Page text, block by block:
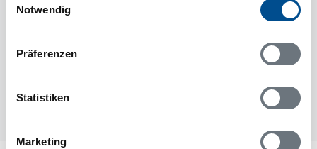
Notwendig
Präferenzen
Statistiken
Marketing
5,0 km zum Wasser
novs30448